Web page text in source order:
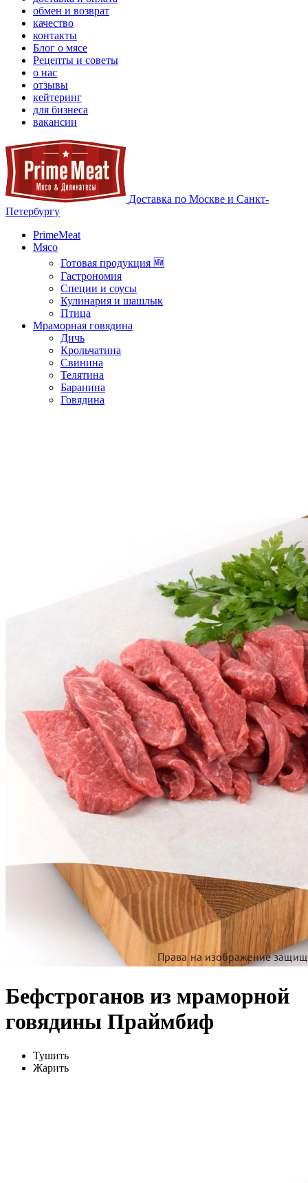
обмен и возврат
качество
контакты
Блог о мясе
Рецепты и советы
о нас
отзывы
кейтеринг
для бизнеса
вакансии
Доставка по Москве и Санкт-
Петербургу
PrimeMeat
Мясо
Готовая продукция 🆕
Гастрономия
Специи и соусы
Кулинария и шашлык
Птица
Мраморная говядина
Дичь
Крольчатина
Свинина
Телятина
Баранина
Говядина
Бефстроганов из мраморной
говядины Праймбиф
Тушить
Жарить